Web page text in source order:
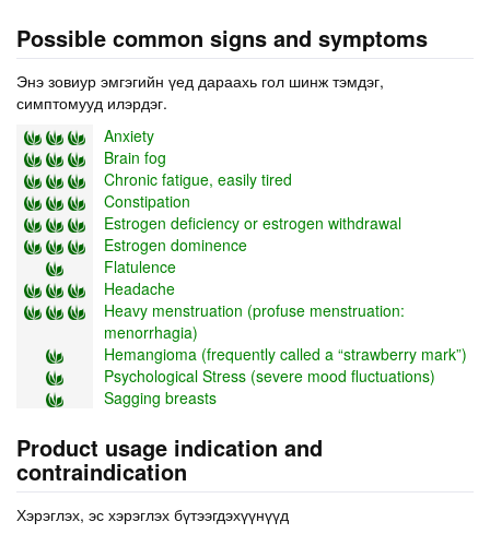
Possible common signs and symptoms
Энэ зовиур эмгэгийн үед дараахь гол шинж тэмдэг,
симптомууд илэрдэг.
Anxiety
Brain fog
Chronic fatigue, easily tired
Constipation
Estrogen deficiency or estrogen withdrawal
Estrogen dominence
Flatulence
Headache
Heavy menstruation (profuse menstruation:
menorrhagia)
Hemangioma (frequently called a “strawberry mark”)
Psychological Stress (severe mood fluctuations)
Sagging breasts
Product usage indication and
contraindication
Хэрэглэх, эс хэрэглэх бүтээгдэхүүнүүд